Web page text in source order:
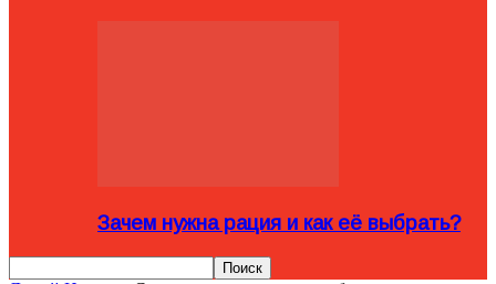
Зачем нужна рация и как её выбрать?